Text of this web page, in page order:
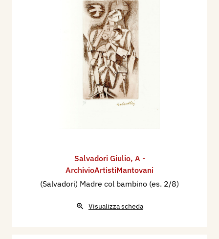
Salvadori Giulio, A -
ArchivioArtistiMantovani
(Salvadori) Madre col bambino (es. 2/8)
Visualizza scheda